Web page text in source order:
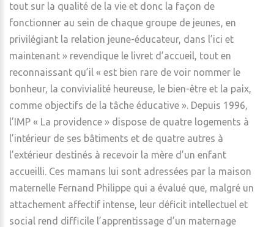
tout sur la qualité de la vie et donc la façon de
fonctionner au sein de chaque groupe de jeunes, en
privilégiant la relation jeune-éducateur, dans l’ici et
maintenant » revendique le livret d’accueil, tout en
reconnaissant qu’il « est bien rare de voir nommer le
bonheur, la convivialité heureuse, le bien-être et la paix,
comme objectifs de la tâche éducative ». Depuis 1996,
l’IMP « La providence » dispose de quatre logements à
l’intérieur de ses bâtiments et de quatre autres à
l’extérieur destinés à recevoir la mère d’un enfant
accueilli. Ces mamans lui sont adressées par la maison
maternelle Fernand Philippe qui a évalué que, malgré un
attachement affectif intense, leur déficit intellectuel et
social rend difficile l’apprentissage d’un maternage